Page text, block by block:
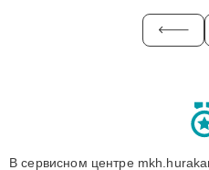
В сервисном центре